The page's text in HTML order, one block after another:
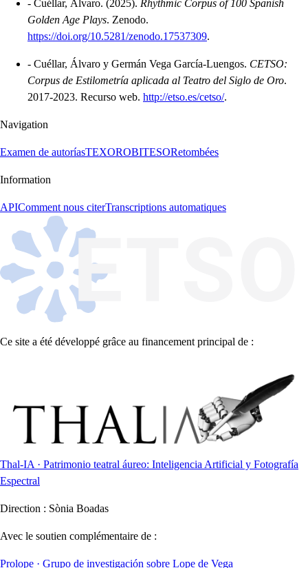
- Cuéllar, Álvaro. (2025). Rhythmic Corpus of 100 Spanish
Golden Age Plays. Zenodo.
https://doi.org/10.5281/zenodo.17537309.
- Cuéllar, Álvaro y Germán Vega García-Luengos. CETSO:
Corpus de Estilometría aplicada al Teatro del Siglo de Oro.
2017-2023. Recurso web. http://etso.es/cetso/.
Navigation
Examen de autoríasTEXOROBITESORetombées
Information
APIComment nous citerTranscriptions automatiques
Ce site a été développé grâce au financement principal de :
Thal-IA · Patrimonio teatral áureo: Inteligencia Artificial y Fotografía
Espectral
Direction : Sònia Boadas
Avec le soutien complémentaire de :
Prolope · Grupo de investigación sobre Lope de Vega